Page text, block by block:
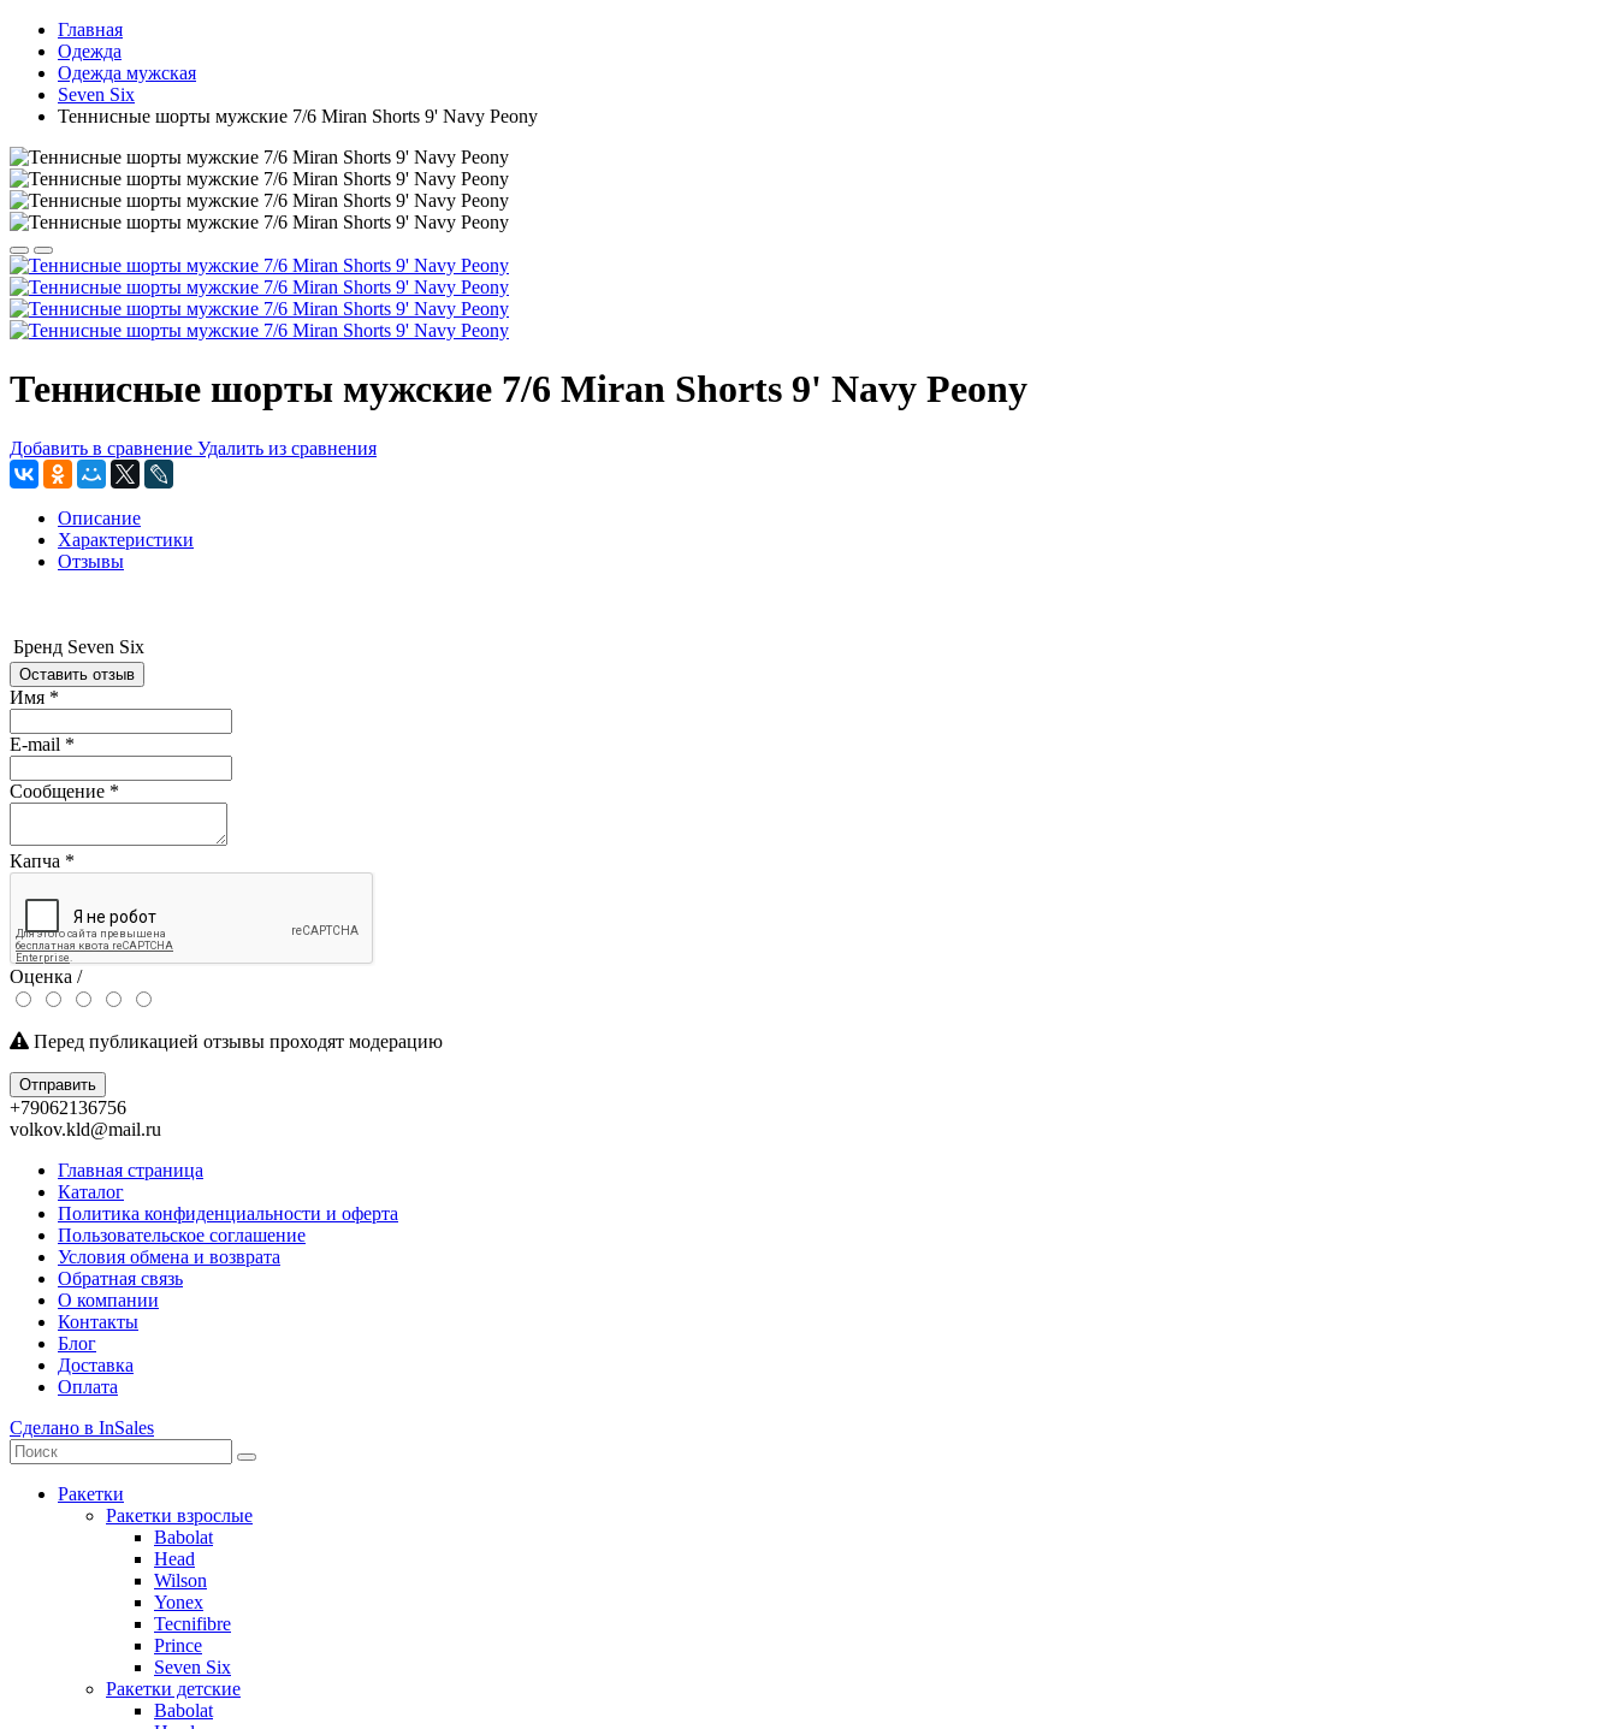
Главная
Одежда
Одежда мужская
Seven Six
Теннисные шорты мужские 7/6 Miran Shorts 9' Navy Peony
Теннисные шорты мужские 7/6 Miran Shorts 9' Navy Peony
Добавить в сравнение Удалить из сравнения
Описание
Характеристики
Отзывы
Бренд Seven Six
Оставить отзыв
Имя *
E-mail *
Сообщение *
Капча *
Оценка /
Перед публикацией отзывы проходят модерацию
Отправить
+79062136756
volkov.kld@mail.ru
Главная страница
Каталог
Политика конфиденциальности и оферта
Пользовательское соглашение
Условия обмена и возврата
Обратная связь
О компании
Контакты
Блог
Доставка
Оплата
Сделано в InSales
Ракетки
Ракетки взрослые
Babolat
Head
Wilson
Yonex
Tecnifibre
Prince
Seven Six
Ракетки детские
Babolat